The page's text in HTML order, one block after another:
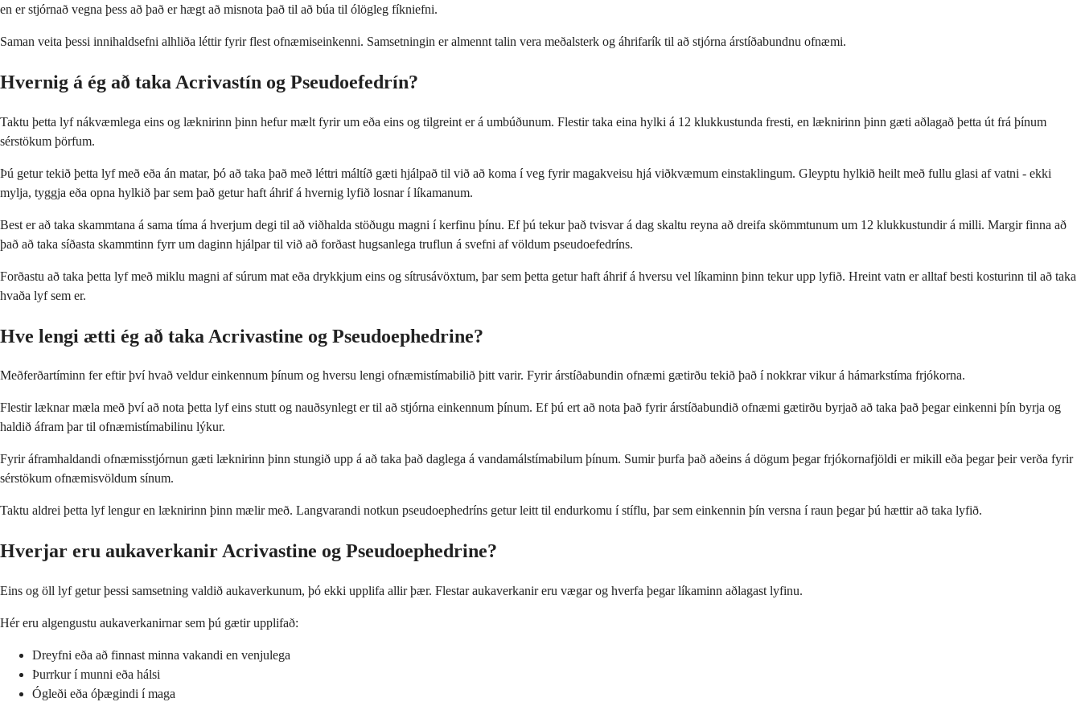
en er stjórnað vegna þess að það er hægt að misnota það til að búa til ólögleg fíkniefni.
Saman veita þessi innihaldsefni alhliða léttir fyrir flest ofnæmiseinkenni. Samsetningin er almennt talin vera meðalsterk og áhrifarík til að stjórna árstíðabundnu ofnæmi.
Hvernig á ég að taka Acrivastín og Pseudoefedrín?
Taktu þetta lyf nákvæmlega eins og læknirinn þinn hefur mælt fyrir um eða eins og tilgreint er á umbúðunum. Flestir taka eina hylki á 12 klukkustunda fresti, en læknirinn þinn gæti aðlagað þetta út frá þínum
sérstökum þörfum.
Þú getur tekið þetta lyf með eða án matar, þó að taka það með léttri máltíð gæti hjálpað til við að koma í veg fyrir magakveisu hjá viðkvæmum einstaklingum. Gleyptu hylkið heilt með fullu glasi af vatni - ekki
mylja, tyggja eða opna hylkið þar sem það getur haft áhrif á hvernig lyfið losnar í líkamanum.
Best er að taka skammtana á sama tíma á hverjum degi til að viðhalda stöðugu magni í kerfinu þínu. Ef þú tekur það tvisvar á dag skaltu reyna að dreifa skömmtunum um 12 klukkustundir á milli. Margir finna að
það að taka síðasta skammtinn fyrr um daginn hjálpar til við að forðast hugsanlega truflun á svefni af völdum pseudoefedríns.
Forðastu að taka þetta lyf með miklu magni af súrum mat eða drykkjum eins og sítrusávöxtum, þar sem þetta getur haft áhrif á hversu vel líkaminn þinn tekur upp lyfið. Hreint vatn er alltaf besti kosturinn til að taka
hvaða lyf sem er.
Hve lengi ætti ég að taka Acrivastine og Pseudoephedrine?
Meðferðartíminn fer eftir því hvað veldur einkennum þínum og hversu lengi ofnæmistímabilið þitt varir. Fyrir árstíðabundin ofnæmi gætirðu tekið það í nokkrar vikur á hámarkstíma frjókorna.
Flestir læknar mæla með því að nota þetta lyf eins stutt og nauðsynlegt er til að stjórna einkennum þínum. Ef þú ert að nota það fyrir árstíðabundið ofnæmi gætirðu byrjað að taka það þegar einkenni þín byrja og
haldið áfram þar til ofnæmistímabilinu lýkur.
Fyrir áframhaldandi ofnæmisstjórnun gæti læknirinn þinn stungið upp á að taka það daglega á vandamálstímabilum þínum. Sumir þurfa það aðeins á dögum þegar frjókornafjöldi er mikill eða þegar þeir verða fyrir
sérstökum ofnæmisvöldum sínum.
Taktu aldrei þetta lyf lengur en læknirinn þinn mælir með. Langvarandi notkun pseudoephedríns getur leitt til endurkomu í stíflu, þar sem einkennin þín versna í raun þegar þú hættir að taka lyfið.
Hverjar eru aukaverkanir Acrivastine og Pseudoephedrine?
Eins og öll lyf getur þessi samsetning valdið aukaverkunum, þó ekki upplifa allir þær. Flestar aukaverkanir eru vægar og hverfa þegar líkaminn aðlagast lyfinu.
Hér eru algengustu aukaverkanirnar sem þú gætir upplifað:
Dreyfni eða að finnast minna vakandi en venjulega
Þurrkur í munni eða hálsi
Ógleði eða óþægindi í maga